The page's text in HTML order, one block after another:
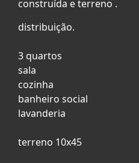
construída e terreno .
distribuição.
3 quartos
sala
cozinha
banheiro social
lavanderia
terreno 10x45